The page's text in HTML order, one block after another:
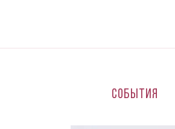
События